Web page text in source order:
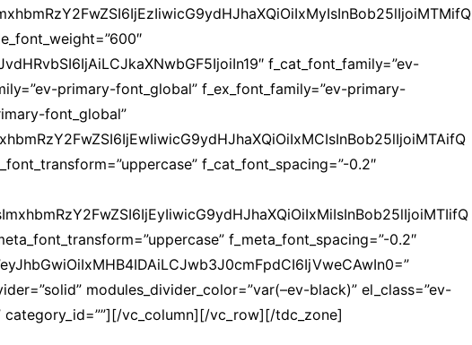
f_cat_font_family=”ev-
primary-font_global” f_ex_font_family=”ev-primary-
font_global”
f_cat_font_spacing=”-0.2″
f_meta_font_spacing=”-0.2″
modules_divider_color=”var(–ev-black)” el_class=”ev-
category_id=””][/vc_column][/vc_row][/tdc_zone]